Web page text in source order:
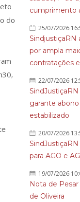
do
cumprimento
25/07/2026
SindjustiçaRN
por ampla
contratações
22/07/2026
garante
estabilizado
20/07/2026
para AGO e
19/07/2026
Nota de
de Oliveira